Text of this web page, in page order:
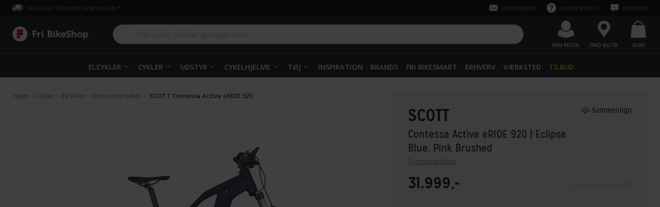
FRI FRAGT VED KØB OVER 499 KR.* NYHEDSBREV KUNDESERVICE KONTAKT
MIN PROFIL FIND BUTIK KURV
ELCYKLER CYKLER UDSTYR CYKELHJELME TØJ INSPIRATION BRANDS FRI BIKESMART ERHVERV VÆRKSTED TILBUD
Hjem > Cykler > Elcykler > El mountainbikes > SCOTT Contessa Active eRIDE 920
SCOTT
Contessa Active eRIDE 920
| Eclipse
Blue, Pink Brushed
El mountainbikes
Sammenlign
31.999,-